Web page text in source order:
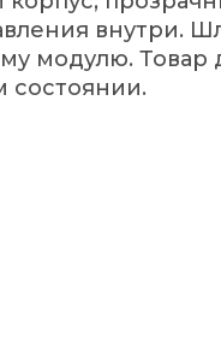
внутри.
модулю. Товар
состоянии.